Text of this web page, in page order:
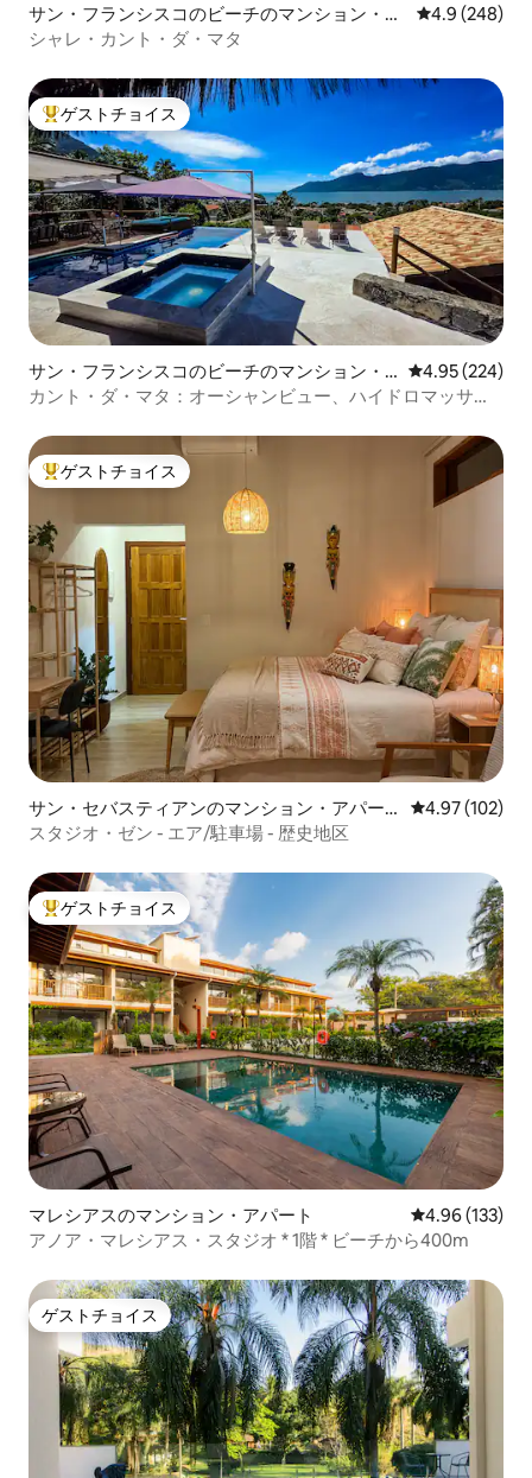
サン・フランシスコのビーチのマンション・ア
パート
レビュー248
4.9 (248)
シャレ・カント・ダ・マタ
大好評のゲストチョイスです。
ゲストチョイス
サン・フランシスコのビーチのマンション・
アパート
レビュー224
4.95 (224)
カント・ダ・マタ：オーシャンビュー、ハイドロマッサー
大好評のゲストチョイスです。
ゲストチョイス
サン・セバスティアンのマンション・アパー
ト
レビュー102
4.97 (102)
スタジオ・ゼン - エア/駐車場 - 歴史地区
大好評のゲストチョイスです。
ゲストチョイス
マレシアスのマンション・アパート レビュー133
4.96 (133)
アノア・マレシアス・スタジオ * 1階 * ビーチから400m
ゲストチョイス
ゲストチョイス